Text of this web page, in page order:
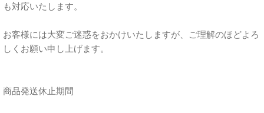
も対応いたします。
お客様には大変ご迷惑をおかけいたしますが、ご理解のほどよろ
しくお願い申し上げます。
商品発送休止期間